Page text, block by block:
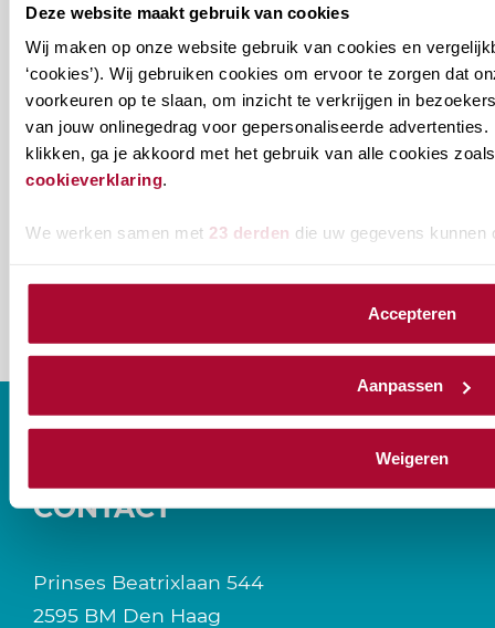
Deze website maakt gebruik van cookies
Wij maken op onze website gebruik van cookies en
‘cookies’). Wij gebruiken cookies om ervoor te zorgen dat
voorkeuren op te slaan, om inzicht te verkrijgen in
van jouw onlinegedrag voor gepersonaliseerde advertenties.
klikken, ga je akkoord met het gebruik van alle cookies
cookieverklaring.
We werken samen met 23 derden die uw gegevens kunnen
Accepteren
Aanpassen
Weigeren
E-mailadres*
Welke
nieuwsbrieven
zou
je
willen
ontvangen?
Permanente Educatie nieuwsbrief
Verenigingsnieuws
CONTACT
Prinses Beatrixlaan 544
2595 BM Den Haag